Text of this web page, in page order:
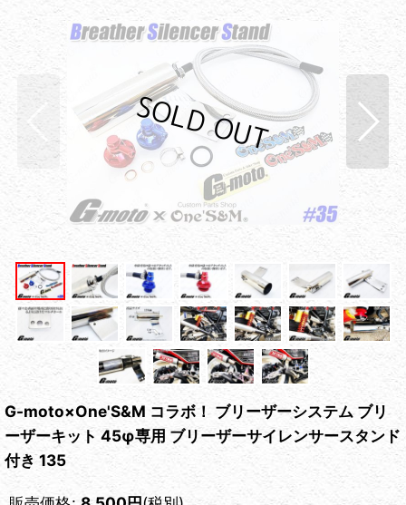
G-moto×One'S&M コラボ！ ブリーザーシステム ブリ
ーザーキット 45φ専用 ブリーザーサイレンサースタンド
付き 135